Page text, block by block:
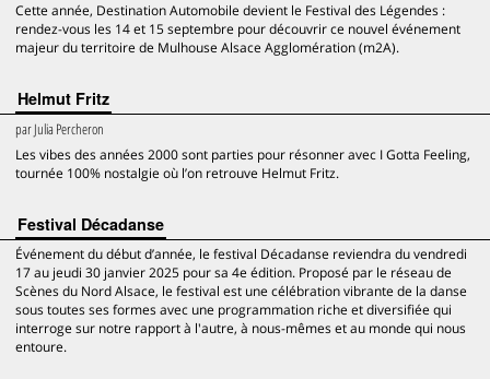
Cette année, Destination Automobile devient le Festival des Légendes :
rendez-vous les 14 et 15 septembre pour découvrir ce nouvel événement
majeur du territoire de Mulhouse Alsace Agglomération (m2A).
Helmut Fritz
parJulia Percheron
Les vibes des années 2000 sont parties pour résonner avec I Gotta Feeling,
tournée 100% nostalgie où l’on retrouve Helmut Fritz.
Festival Décadanse
Événement du début d’année, le festival Décadanse reviendra du vendredi
17 au jeudi 30 janvier 2025 pour sa 4e édition. Proposé par le réseau de
Scènes du Nord Alsace, le festival est une célébration vibrante de la danse
sous toutes ses formes avec une programmation riche et diversifiée qui
interroge sur notre rapport à l'autre, à nous-mêmes et au monde qui nous
entoure.